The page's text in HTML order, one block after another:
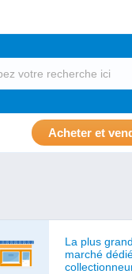
Acheter et
La plus
marché